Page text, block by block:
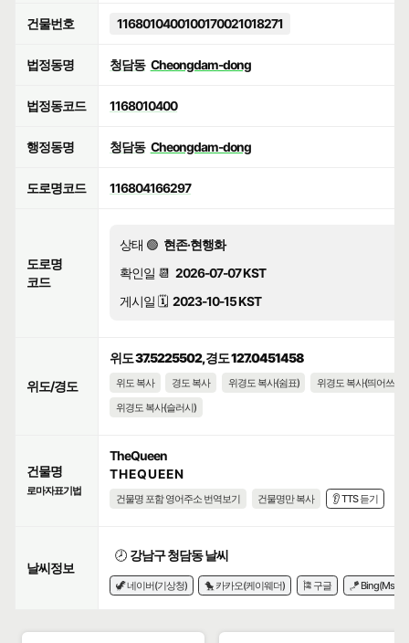
건물번호 1168010400100170021018271
법정동명 청담동 Cheongdam-dong
법정동코드 1168010400
행정동명 청담동 Cheongdam-dong
도로명코드 116804166297
도로명
코드
상태 🟢 현존·현행화
확인일 📆 2026-07-07 KST
게시일 🗓️ 2023-10-15 KST
위도/경도
위도 37.5225502, 경도 127.0451458
위도 복사 경도 복사 위경도 복사(쉼표)
위경도 복사(띄어쓰기)
위경도 복사(슬러시)
건물명
로마자표기법
TheQueen
T H E Q U E E N
건물명 포함 영어주소 번역보기 건물명만 복사 👂 TTS 듣기
날씨정보
🕗 강남구 청담동 날씨
🦖 네이버(기상청) 🐤 카카오(케이웨더) 🎏 구글 🪁 Bing(Msn)